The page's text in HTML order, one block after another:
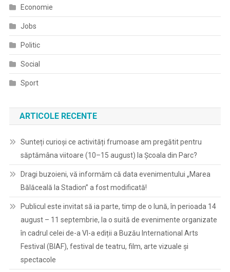
Economie
Jobs
Politic
Social
Sport
ARTICOLE RECENTE
Sunteți curioși ce activități frumoase am pregătit pentru
săptămâna viitoare (10–15 august) la Școala din Parc?
Dragi buzoieni, vă informăm că data evenimentului „Marea
Bălăceală la Stadion” a fost modificată!
Publicul este invitat să ia parte, timp de o lună, în perioada 14
august – 11 septembrie, la o suită de evenimente organizate
în cadrul celei de-a VI-a ediții a Buzău International Arts
Festival (BIAF), festival de teatru, film, arte vizuale și
spectacole